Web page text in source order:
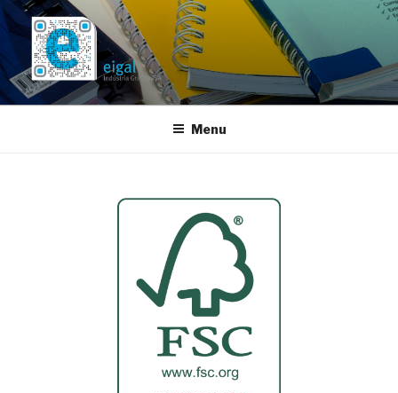
EIGAL
Indústria Gráfica, SA
Menu